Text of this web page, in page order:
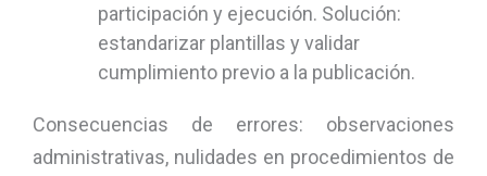
participación y ejecución. Solución:
estandarizar plantillas y validar
cumplimiento previo a la publicación.
Consecuencias de errores: observaciones
administrativas, nulidades en procedimientos de